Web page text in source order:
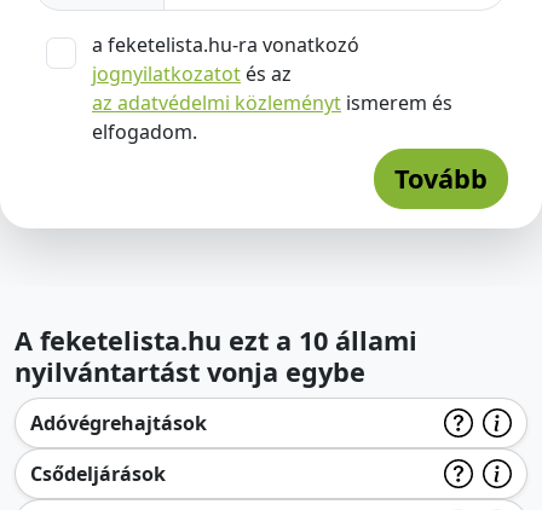
a feketelista.hu-ra vonatkozó
jognyilatkozatot és az
az adatvédelmi közleményt ismerem és
elfogadom.
Tovább
A feketelista.hu ezt a 10 állami
nyilvántartást vonja egybe
Adóvégrehajtások
Csődeljárások